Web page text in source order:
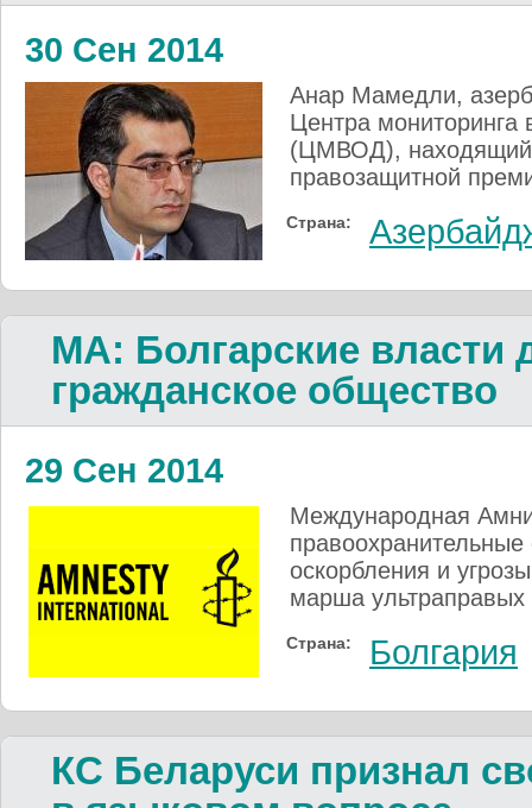
30 Сен 2014
Анар Мамедли,
Центра мониторинга
(ЦМВОД),
правозащитной
Страна:
МА: Болгарские
гражданское общество
29 Сен 2014
Международная
оскорбления и
марша ультраправых
Страна: Болгария
КС Беларуси признал